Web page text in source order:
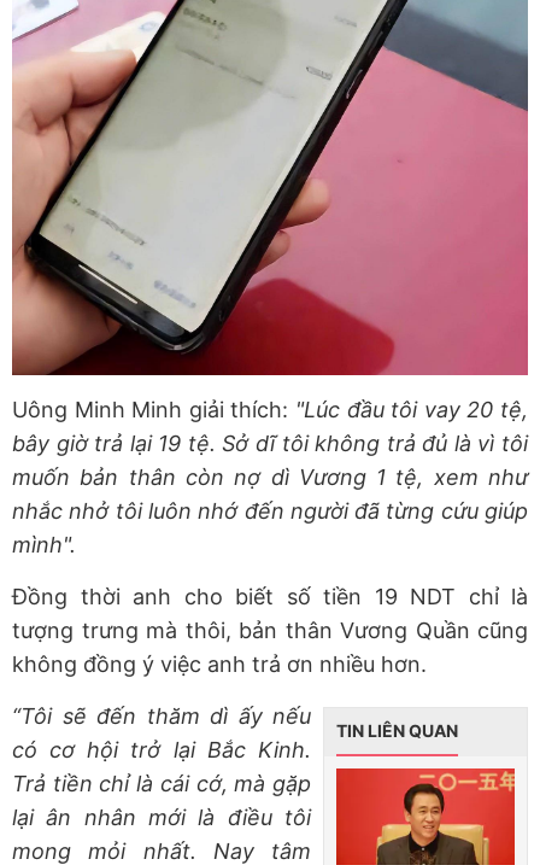
Uông Minh Minh giải thích: "Lúc đầu tôi vay 20 tệ,
bây giờ trả lại 19 tệ. Sở dĩ tôi không trả đủ là vì tôi
muốn bản thân còn nợ dì Vương 1 tệ, xem như
nhắc nhở tôi luôn nhớ đến người đã từng cứu giúp
mình".
Đồng thời anh cho biết số tiền 19 NDT chỉ là
tượng trưng mà thôi, bản thân Vương Quần cũng
không đồng ý việc anh trả ơn nhiều hơn.
TIN LIÊN QUAN
“Tôi sẽ đến thăm dì ấy nếu
có cơ hội trở lại Bắc Kinh.
Trả tiền chỉ là cái cớ, mà gặp
lại ân nhân mới là điều tôi
mong mỏi nhất. Nay tâm